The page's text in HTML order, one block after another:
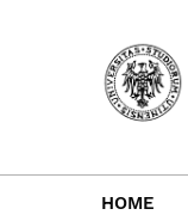
Passa
HOME